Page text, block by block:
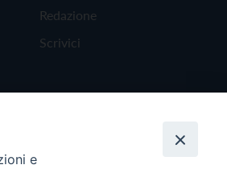
Redazione
Scrivici
e